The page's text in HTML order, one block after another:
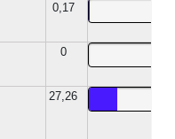
0,17
0
27,26